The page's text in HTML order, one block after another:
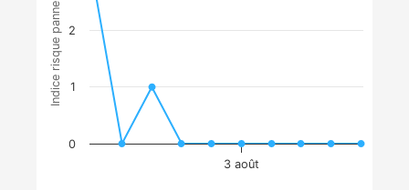
Indice risque panne courant
3 août
0
1
2